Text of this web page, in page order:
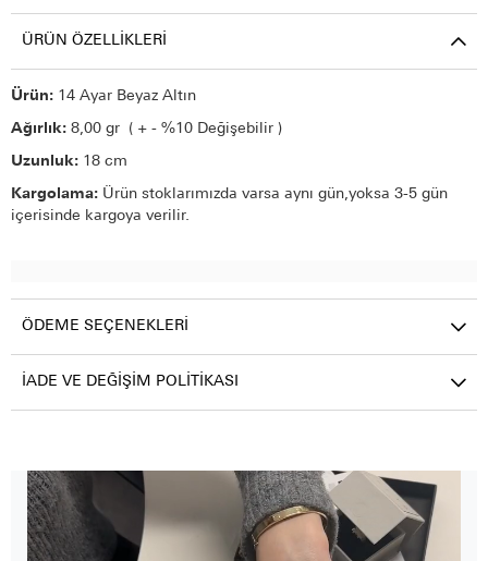
ÜRÜN ÖZELLIKLERI
Ürün: 14 Ayar Beyaz Altın
Ağırlık: 8,00 gr ( + - %10 Değişebilir )
Uzunluk: 18 cm
Kargolama: Ürün stoklarımızda varsa aynı gün,yoksa 3-5 gün
içerisinde kargoya verilir.
ÖDEME SEÇENEKLERI
İADE VE DEĞIŞIM POLITIKASI